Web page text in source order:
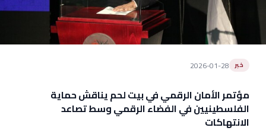
خبر 2026-01-28
مؤتمر الأمان الرقمي في بيت لحم يناقش حماية
الفلسطينيين في الفضاء الرقمي وسط تصاعد
الانتهاكات